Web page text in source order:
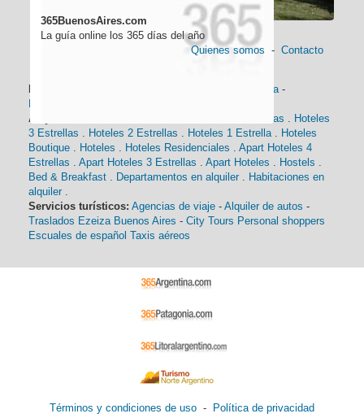
365BuenosAires.com
La guía online los 365 días del año
Quienes somos - Contacto
Historia -
Alojamiento:
Hoteles 4 Estrellas
Hoteles
3 Estrellas
Hoteles 2 Estrellas Hoteles 1 Estrella
Hoteles
Boutique
Hoteles Hoteles Residenciales
Apart Hoteles 4
Estrellas
Apart Hoteles 3 Estrellas Apart Hoteles Hostels
Bed & Breakfast
Departamentos en alquiler
Habitaciones en
alquiler
Servicios turísticos: Agencias de viaje - Alquiler de autos -
Traslados Ezeiza Buenos Aires - City Tours Personal shoppers
Escuales de español Taxis aéreos
Términos y condiciones de uso - Política de privacidad